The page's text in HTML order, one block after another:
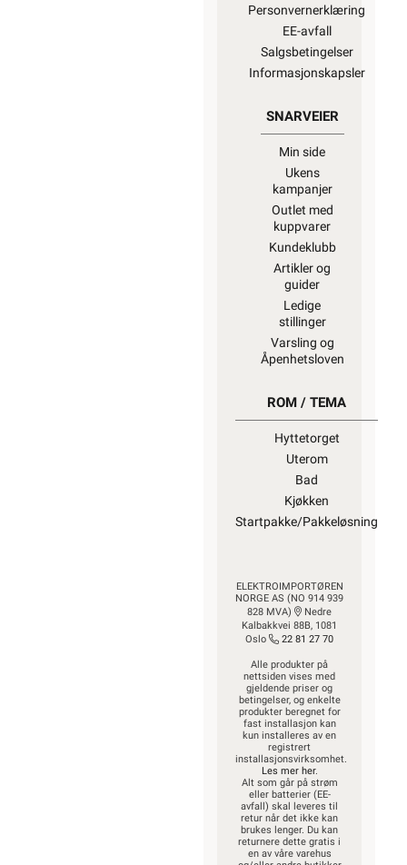
Alt som går på
strøm eller
batterier (EE-
avfall) skal
leveres til retur
kan brukes
lenger. Du kan
returnere dette
gratis i en av
våre varehus
og/eller andre
butikker som
selger samme
type varer.“Når
EE-produkter
blir avfall”
Vi kapper det
meste av
lagerført kabel
og ledning til
ønsket lengde
per kapp.
Kapping av ikke
lagerført
spesialkabel på
dessverre
viderebelaste ett
gebyr på kr. 600,- fra
Trenger du
elektriker? Vi hjelper
deg
Kontakt oss
Ofte stilte spørsmål
og svar
Finn butikk
Hva kan du gjøre
selv?
Våre kundeløfter og